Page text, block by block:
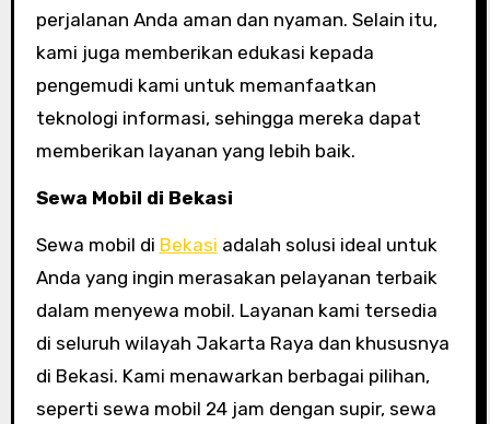
perjalanan Anda aman dan nyaman. Selain itu,
kami juga memberikan edukasi kepada
pengemudi kami untuk memanfaatkan
teknologi informasi, sehingga mereka dapat
memberikan layanan yang lebih baik.
Sewa Mobil di Bekasi
Sewa mobil di Bekasi adalah solusi ideal untuk
Anda yang ingin merasakan pelayanan terbaik
dalam menyewa mobil. Layanan kami tersedia
di seluruh wilayah Jakarta Raya dan khususnya
di Bekasi. Kami menawarkan berbagai pilihan,
seperti sewa mobil 24 jam dengan supir, sewa